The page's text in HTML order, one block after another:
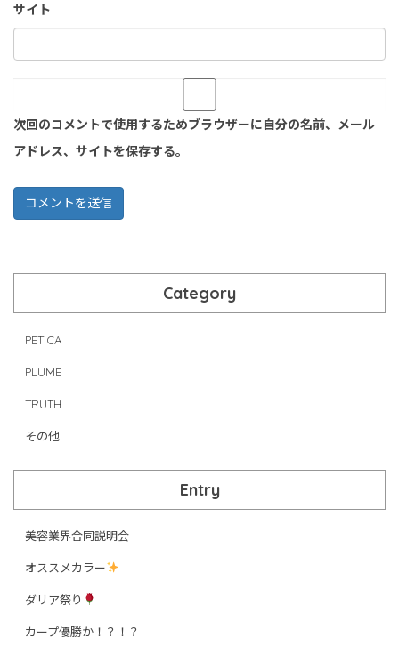
サイト
次回のコメントで使用するためブラウザーに自分の名前、メール
アドレス、サイトを保存する。
Category
PETICA
PLUME
TRUTH
その他
Entry
美容業界合同説明会
オススメカラー
ダリア祭り
カープ優勝か！？！？